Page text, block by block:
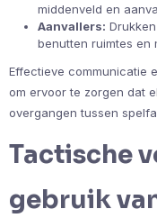
middenveld en
Aanvallers:
benutten ruimtes en
Effectieve communicatie
om ervoor te zorgen dat
overgangen tussen
Tactische
gebruik